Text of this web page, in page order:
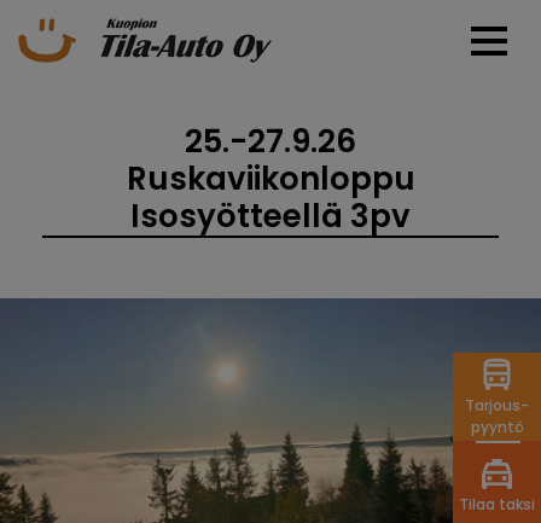
Tarjous-
pyyntö
Tilaa taksi
25.-27.9.26
Ruskaviikonloppu
Isosyötteellä 3pv